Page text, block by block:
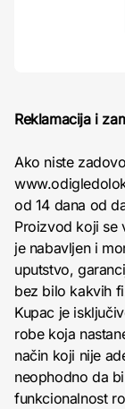
Reklamacija i
Ako niste
od 14 dana od
Proizvod koji se
je nabavljen i
uputstvo,
bez bilo kakvih
Kupac je
robe koja
način koji nije
neophodno da
funkcionalnost